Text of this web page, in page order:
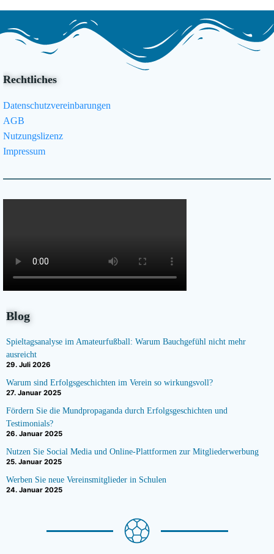
Rechtliches
Datenschutzvereinbarungen
AGB
Nutzungslizenz
Impressum
Blog
Spieltagsanalyse im Amateurfußball: Warum Bauchgefühl nicht mehr
ausreicht
29. Juli 2026
Warum sind Erfolgsgeschichten im Verein so wirkungsvoll?
27. Januar 2025
Fördern Sie die Mundpropaganda durch Erfolgsgeschichten und
Testimonials?
26. Januar 2025
Nutzen Sie Social Media und Online-Plattformen zur Mitgliederwerbung
25. Januar 2025
Werben Sie neue Vereinsmitglieder in Schulen
24. Januar 2025